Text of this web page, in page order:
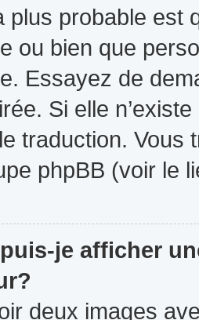
plus probable est
ou bien que
Essayez de
Si elle
traduction. Vous
phpBB (voir le
je afficher
deux images